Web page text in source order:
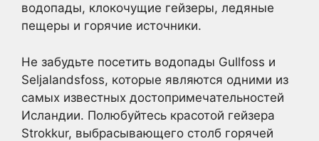
водопады, клокочущие гейзеры, ледяные
пещеры и горячие источники.
Не забудьте посетить водопады Gullfoss и
Seljalandsfoss, которые являются одними из
самых известных достопримечательностей
Исландии. Полюбуйтесь красотой гейзера
Strokkur, выбрасывающего столб горячей